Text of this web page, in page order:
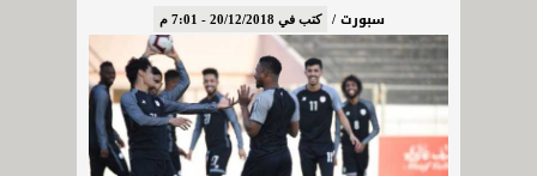
سبورت / كتب في 20/12/2018 - 7:01 م